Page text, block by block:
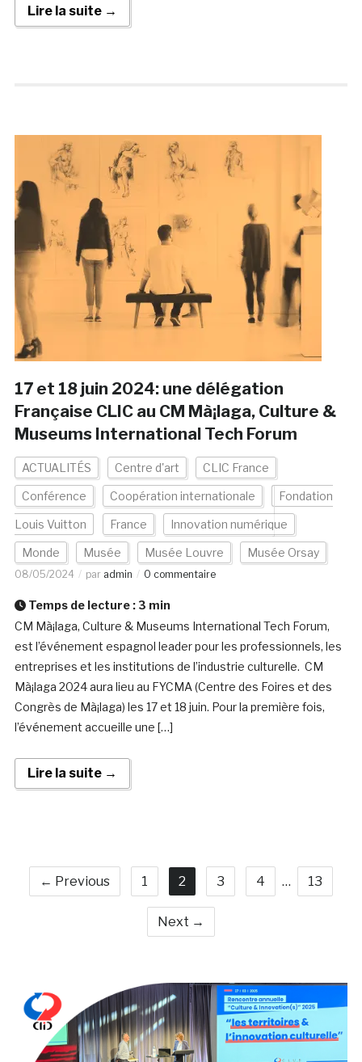
Lire la suite →
17 et 18 juin 2024: une délégation
Française CLIC au CM Mà¡laga, Culture &
Museums International Tech Forum
ACTUALITÉS Centre d'art CLIC France
Conférence Coopération internationale Fondation
Louis Vuitton France Innovation numérique
Monde Musée Musée Louvre Musée Orsay
08/05/2024 par admin 0 commentaire
Temps de lecture : 3 min
CM Mà¡laga, Culture & Museums International Tech Forum,
est l’événement espagnol leader pour les professionnels, les
entreprises et les institutions de l’industrie culturelle. CM
Mà¡laga 2024 aura lieu au FYCMA (Centre des Foires et des
Congrès de Mà¡laga) les 17 et 18 juin. Pour la première fois,
l’événement accueille une […]
Lire la suite →
← Previous 1 2 3 4 … 13
Next →